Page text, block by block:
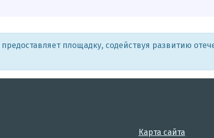
площадку, содействуя развитию
Карта сайта